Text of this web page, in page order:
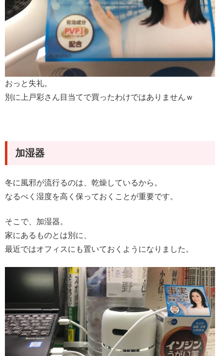
おっと失礼。
別に上戸彩さん目当てで買ったわけではありませんｗ
加湿器
冬に風邪が流行るのは、乾燥しているから。
なるべく湿度を高く保っておくことが重要です。
そこで、加湿器。
家にあるものとは別に、
最近ではオフィスにも置いておくようになりました。